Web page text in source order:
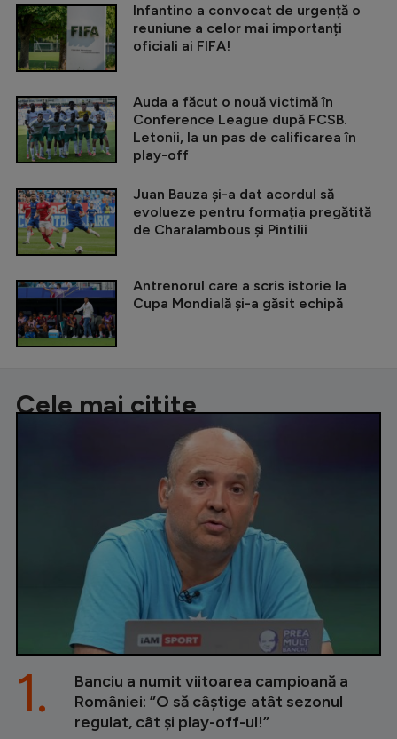
Infantino a convocat de urgență o
reuniune a celor mai importanți
oficiali ai FIFA!
Auda a făcut o nouă victimă în
Conference League după FCSB.
Letonii, la un pas de calificarea în
play-off
Juan Bauza și-a dat acordul să
evolueze pentru formația pregătită
de Charalambous și Pintilii
Antrenorul care a scris istorie la
Cupa Mondială și-a găsit echipă
Cele mai citite
Banciu a numit viitoarea campioană a
României: ”O să câștige atât sezonul
regulat, cât și play-off-ul!”
1.